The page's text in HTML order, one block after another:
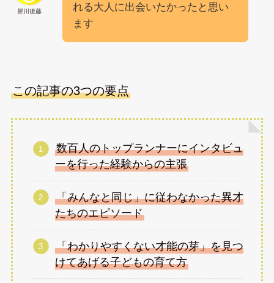
犀川後藤
れる大人に出会いたかったと思い
ます
この記事の3つの要点
数百人のトップランナーにインタビュ
ーを行った経験からの主張
「みんなと同じ」に従わなかった異才
たちのエピソード
「わかりやすくない才能の芽」を見つ
けてあげる子どもの育て方